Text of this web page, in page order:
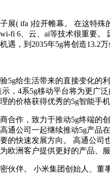
展( ifa )拉开帷幕。 在这特
fi 6、云、ai等技术很重要
遇，到2035年5g将创造13.2
5g给生活带来的直接变化的
，4系5g移动平台将为更广
的价格获得优秀的5g智能手机
合作，致力于推动5g终端的
通公司一起继续推动5g产品
的快速发展方向。 高通公司
欧洲客户提供更好的产品、服
伙伴。 小米集团创始人、